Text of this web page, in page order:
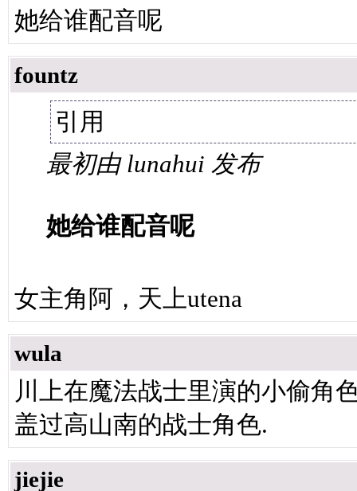
她给谁配音呢
fountz
引用
最初由 lunahui 发布
她给谁配音呢
女主角阿，天上utena
wula
川上在魔法战士里演的小偷角
盖过高山南的战士角色.
jiejie